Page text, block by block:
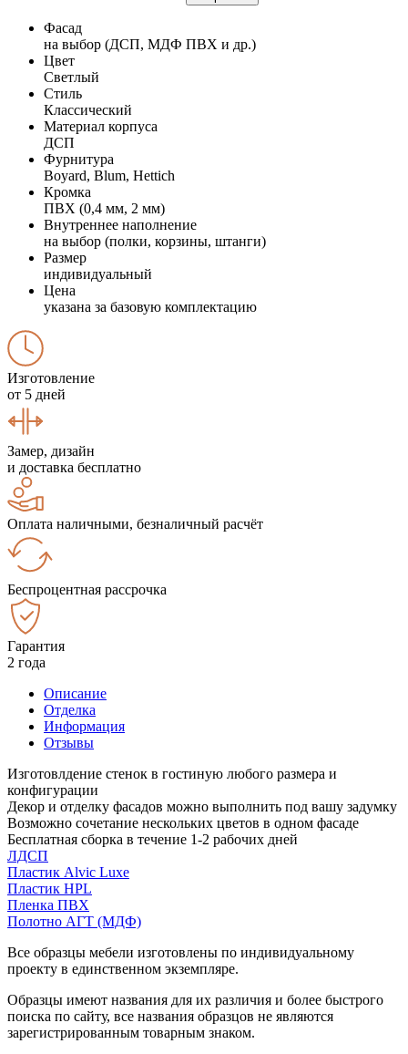
Фасад
на выбор (ДСП, МДФ ПВХ и др.)
Цвет
Светлый
Стиль
Классический
Материал корпуса
ДСП
Фурнитура
Boyard, Blum, Hettich
Кромка
ПВХ (0,4 мм, 2 мм)
Внутреннее наполнение
на выбор (полки, корзины, штанги)
Размер
индивидуальный
Цена
указана за базовую комплектацию
Изготовление
от 5 дней
Замер, дизайн
и доставка бесплатно
Оплата наличными, безналичный расчёт
Беспроцентная рассрочка
Гарантия
2 года
Описание
Отделка
Информация
Отзывы
Изготовлдение стенок в гостиную любого размера и
конфигурации
Декор и отделку фасадов можно выполнить под вашу задумку
Возможно сочетание нескольких цветов в одном фасаде
Бесплатная сборка в течение 1-2 рабочих дней
ЛДСП
Пластик Alvic Luxe
Пластик HPL
Пленка ПВХ
Полотно АГТ (МДФ)
Все образцы мебели изготовлены по индивидуальному
проекту в единственном экземпляре.
Образцы имеют названия для их различия и более быстрого
поиска по сайту, все названия образцов не являются
зарегистрированным товарным знаком.